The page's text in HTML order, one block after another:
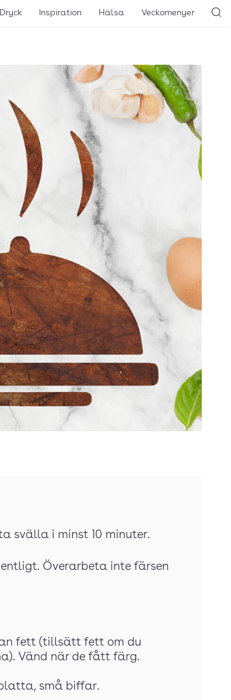
Dryck Inspiration Hälsa Veckomenyer
svälla i minst 10 minuter.
Överarbeta inte färsen
fett (tillsätt fett om du
Vänd när de fått färg.
små biffar.